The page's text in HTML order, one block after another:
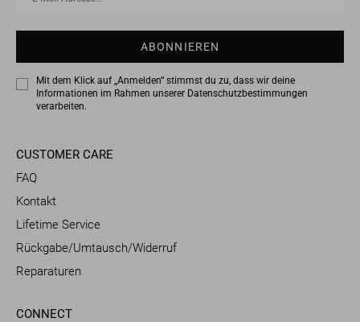
ABONNIEREN
Mit dem Klick auf „Anmelden“ stimmst du zu, dass wir deine
Informationen im Rahmen unserer Datenschutzbestimmungen
verarbeiten.
CUSTOMER CARE
FAQ
Kontakt
Lifetime Service
Rückgabe/Umtausch/Widerruf
Reparaturen
CONNECT